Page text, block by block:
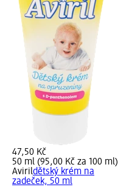
47,50 Kč
50 ml (95,00 Kč za 100 ml)
Avirildětský krém na
zadeček, 50 ml